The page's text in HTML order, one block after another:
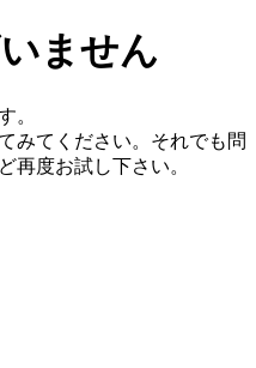
ません
。
みてください。それでも問
再度お試し下さい。